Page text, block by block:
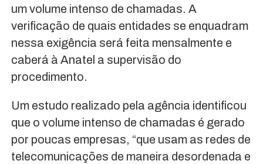
um volume intenso de chamadas. A
verificação de quais entidades se enquadram
nessa exigência será feita mensalmente e
caberá à Anatel a supervisão do
procedimento.
Um estudo realizado pela agência identificou
que o volume intenso de chamadas é gerado
por poucas empresas, “que usam as redes de
telecomunicações de maneira desordenada e